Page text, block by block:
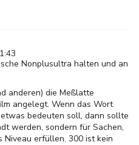
Nonplusultra halten und an
anderen) die Meßlatte
angelegt. Wenn das Wort
bedeuten soll, dann sollte
werden, sondern für Sachen,
erfüllen. 300 ist kein